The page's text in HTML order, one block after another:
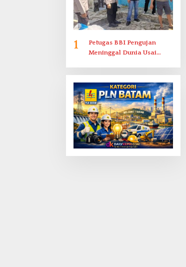
1
Petugas BBI Pengujan
Meninggal Dunia Usai